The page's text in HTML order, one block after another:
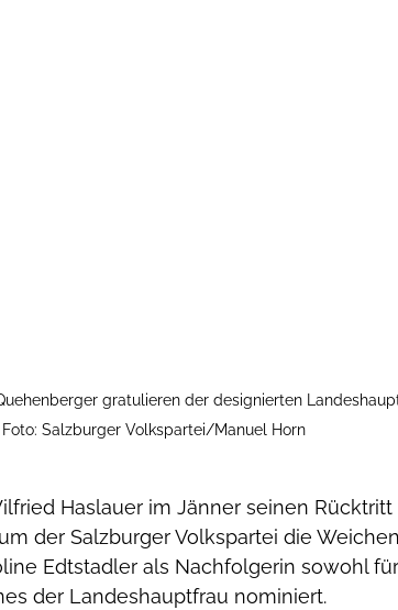
gratulieren der designierten
Foto: Salzburger Volkspartei/Manuel Horn
Haslauer im Jänner seinen
der Salzburger Volkspartei die
Edtstadler als Nachfolgerin sowohl
der Landeshauptfrau nominiert.